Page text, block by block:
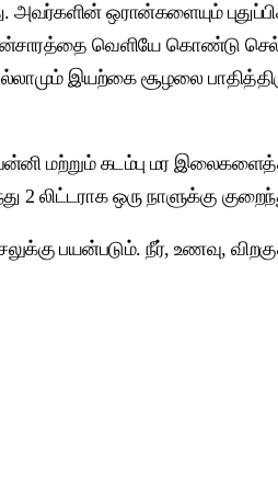
அவர்களின் ஒரான்களையும்
வெளியே கொண்டு
இயற்கை சூழலை
மற்றும் கடம்பு மர
ஒரு நாளுக்கு
பயன்படும். நீர், உணவு,